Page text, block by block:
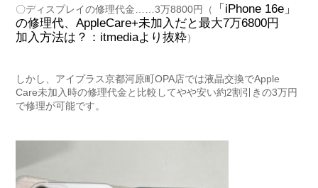
〇ディスプレイの修理代金……3万8800円（
「iPhone 16e」
の修理代、AppleCare+未加入だと最大7万6800円
加入方法は？：itmediaより抜粋）
しかし、アイプラス京都河原町OPA店では液晶交換でApple
Care未加入時の修理代金と比較してやや安い約2割引きの3万円
で修理が可能です。